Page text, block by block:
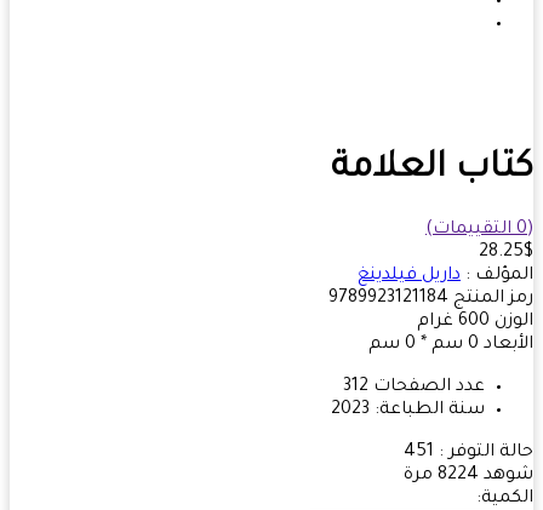
العلامة
:داريل فيلدينغ
المنتج9789923121184
600
غرام
0 سم * 0 سم
عدد الصفحات 312
سنة الطباعة: 2023
التوفر : 451
8224 مرة